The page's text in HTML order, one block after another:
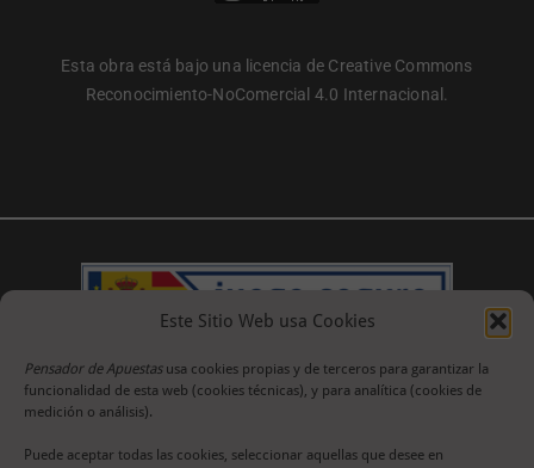
Este Sitio Web usa Cookies
Pensador de Apuestas usa cookies propias y de terceros para garantizar la
funcionalidad de esta web (cookies técnicas), y para analítica (cookies de
medición o análisis).
Puede aceptar todas las cookies, seleccionar aquellas que desee en
Esta obra está bajo una licencia de Creative Commons
Reconocimiento-NoComercial 4.0 Internacional.